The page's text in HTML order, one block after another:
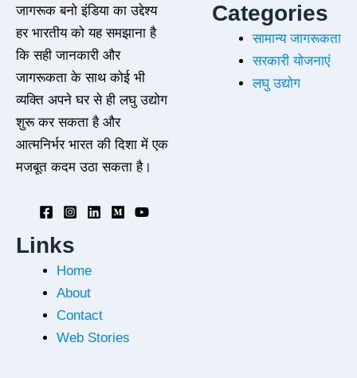
जागरूक बनो इंडिया का उद्देश्य
हर भारतीय को यह समझाना है
कि सही जानकारी और
जागरूकता के साथ कोई भी
व्यक्ति अपने घर से ही लघु उद्योग
शुरू कर सकता है और
आत्मनिर्भर भारत की दिशा में एक
मजबूत कदम उठा सकता है।
Categories
सामान्य जागरूकता
सरकारी योजनाएं
लघु उद्योग
Links
Home
About
Contact
Web Stories